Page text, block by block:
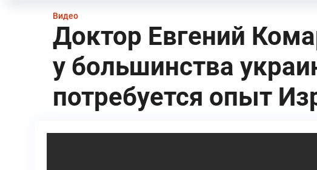
Видео
Доктор Евгений
у большинства
потребуется опыт